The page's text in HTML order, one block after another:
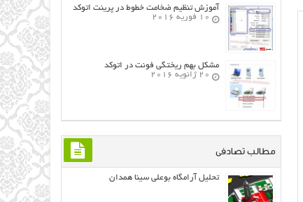
آموزش تنظیم ضخامت خطوط در پرینت اتوکد
10 فوریه 2016
مشکل بهم ریختگی فونت در اتوکد
20 ژانویه 2016
مطالب تصادفی
تحلیل آرامگاه بوعلی سینا همدان